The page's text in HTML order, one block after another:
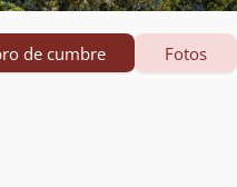
de cumbre Fotos